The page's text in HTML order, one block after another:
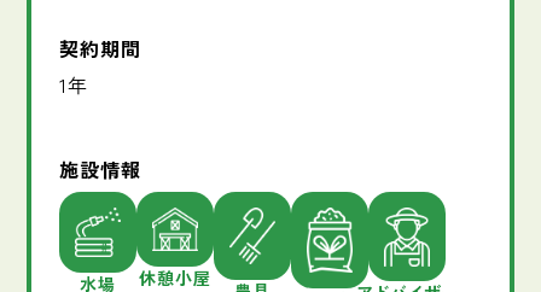
契約期間
1年
施設情報
水場 休憩小屋